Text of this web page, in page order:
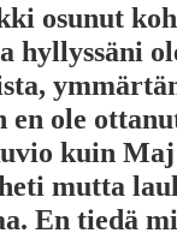
osunut
hyllyssäni
ole
kuin
mutta
En tiedä